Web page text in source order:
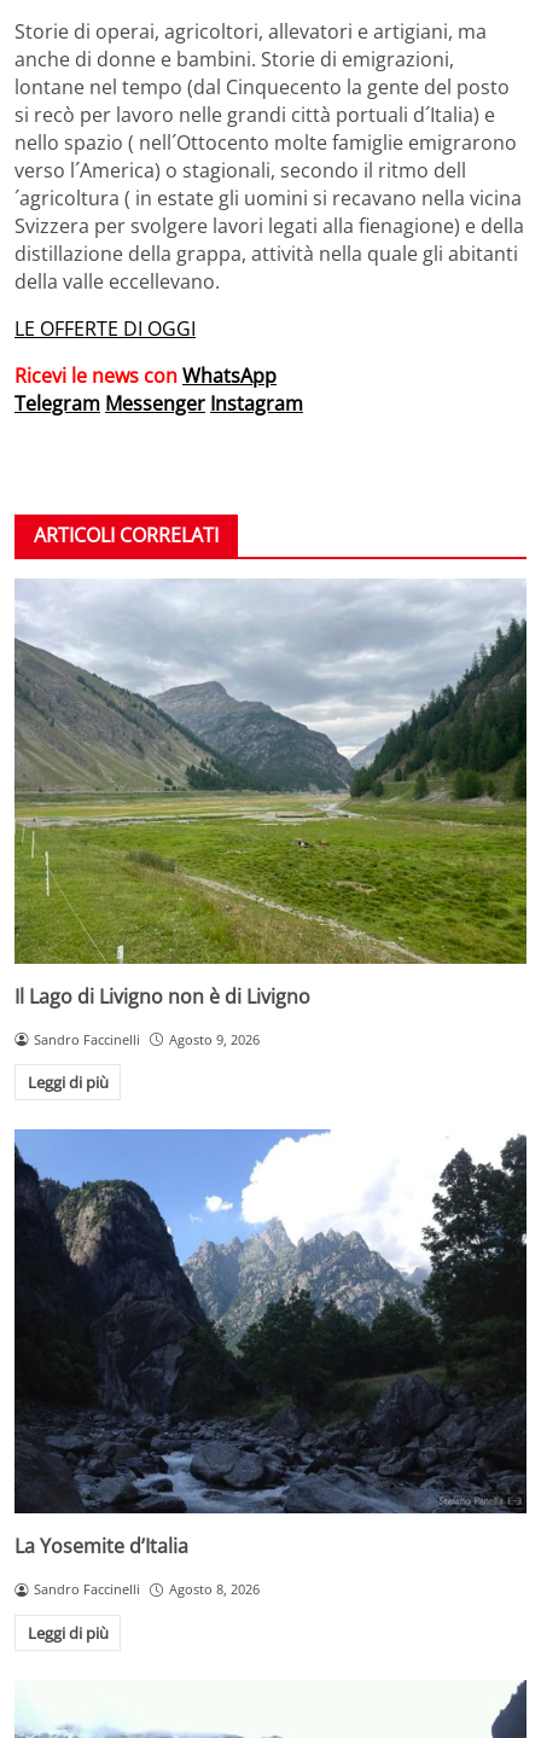
Storie di operai, agricoltori, allevatori e artigiani, ma
anche di donne e bambini. Storie di emigrazioni,
lontane nel tempo (dal Cinquecento la gente del posto
si recò per lavoro nelle grandi città portuali d´Italia) e
nello spazio ( nell´Ottocento molte famiglie emigrarono
verso l´America) o stagionali, secondo il ritmo dell
´agricoltura ( in estate gli uomini si recavano nella vicina
Svizzera per svolgere lavori legati alla fienagione) e della
distillazione della grappa, attività nella quale gli abitanti
della valle eccellevano.
LE OFFERTE DI OGGI
Ricevi le news conWhatsApp
Telegram Messenger Instagram
ARTICOLI CORRELATI
Il Lago di Livigno non è di Livigno
Sandro Faccinelli Agosto 9, 2026
Leggi di più
La Yosemite d’Italia
Sandro Faccinelli Agosto 8, 2026
Leggi di più